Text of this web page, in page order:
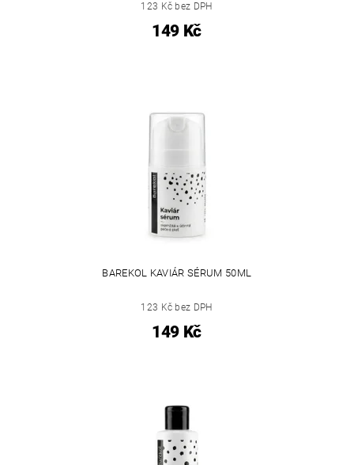
123 Kč bez DPH
149 Kč
BAREKOL KAVIÁR SÉRUM 50ML
123 Kč bez DPH
149 Kč